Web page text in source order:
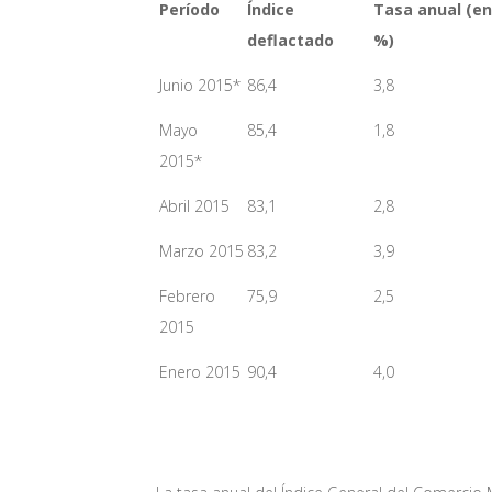
Período
Índice
deflactado
Tasa anual (en
%)
Junio 2015* 86,4 3,8
Mayo
2015*
85,4 1,8
Abril 2015 83,1 2,8
Marzo 2015 83,2 3,9
Febrero
2015
75,9 2,5
Enero 2015 90,4 4,0